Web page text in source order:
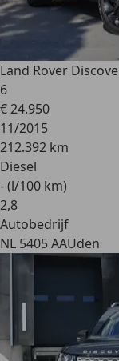
Land Rover
6
€ 24.950
11/2015
212.392 km
Diesel
- (l/100 km)
2,8
Autobedrijf
NL 5405 AAUden